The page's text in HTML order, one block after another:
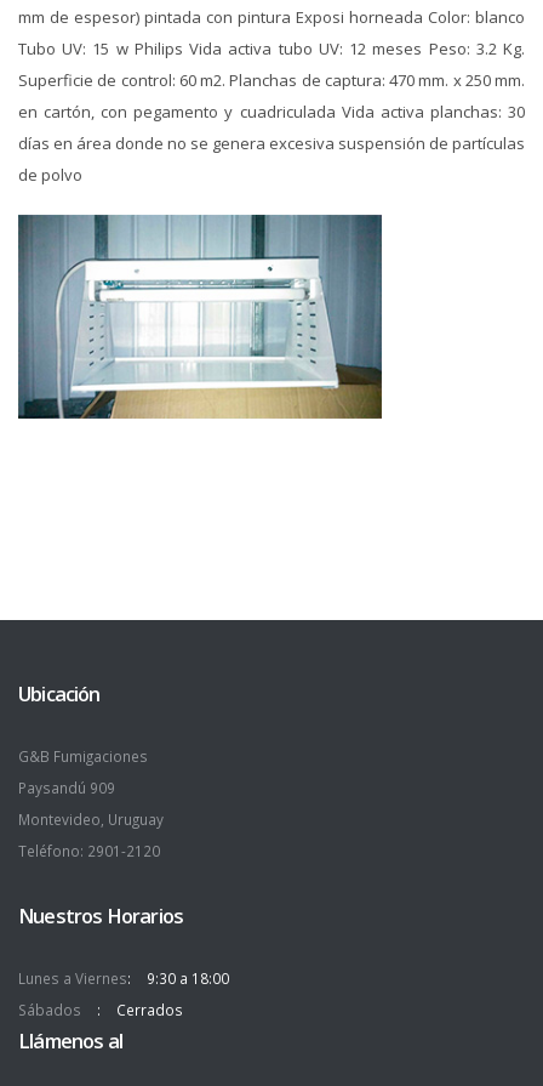
mm de espesor) pintada con pintura Exposi horneada Color: blanco
Tubo UV: 15 w Philips Vida activa tubo UV: 12 meses Peso: 3.2 Kg.
Superficie de control: 60 m2. Planchas de captura: 470 mm. x 250 mm.
en cartón, con pegamento y cuadriculada Vida activa planchas: 30
días en área donde no se genera excesiva suspensión de partículas
de polvo
Ubicación
G&B Fumigaciones
Paysandú 909
Montevideo, Uruguay
Teléfono: 2901-2120
Nuestros Horarios
Lunes a Viernes
9:30 a 18:00
Sábados
Cerrados
Llámenos al